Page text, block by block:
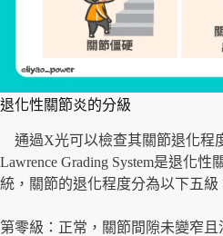
退化性關節炎的分級
通過X光可以檢查其關節退化程
Lawrence Grading System是退化
統，關節的退化程度分為以下五級
第零級：正常，關節間隙未變窄且